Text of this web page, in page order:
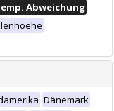
Abweichung
Dänemark